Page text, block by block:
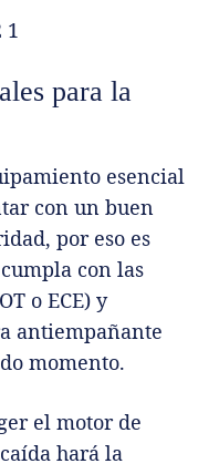
para la
esencial
con un buen
por eso es
con las
o ECE) y
antiempañante
momento.
el motor de
hará la